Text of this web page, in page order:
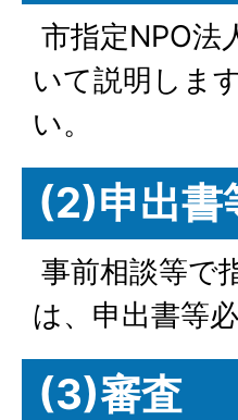
市指定NPO法
いて説明しま
い。
(2)申出書
事前相談等で
は、申出書等
(3)審査